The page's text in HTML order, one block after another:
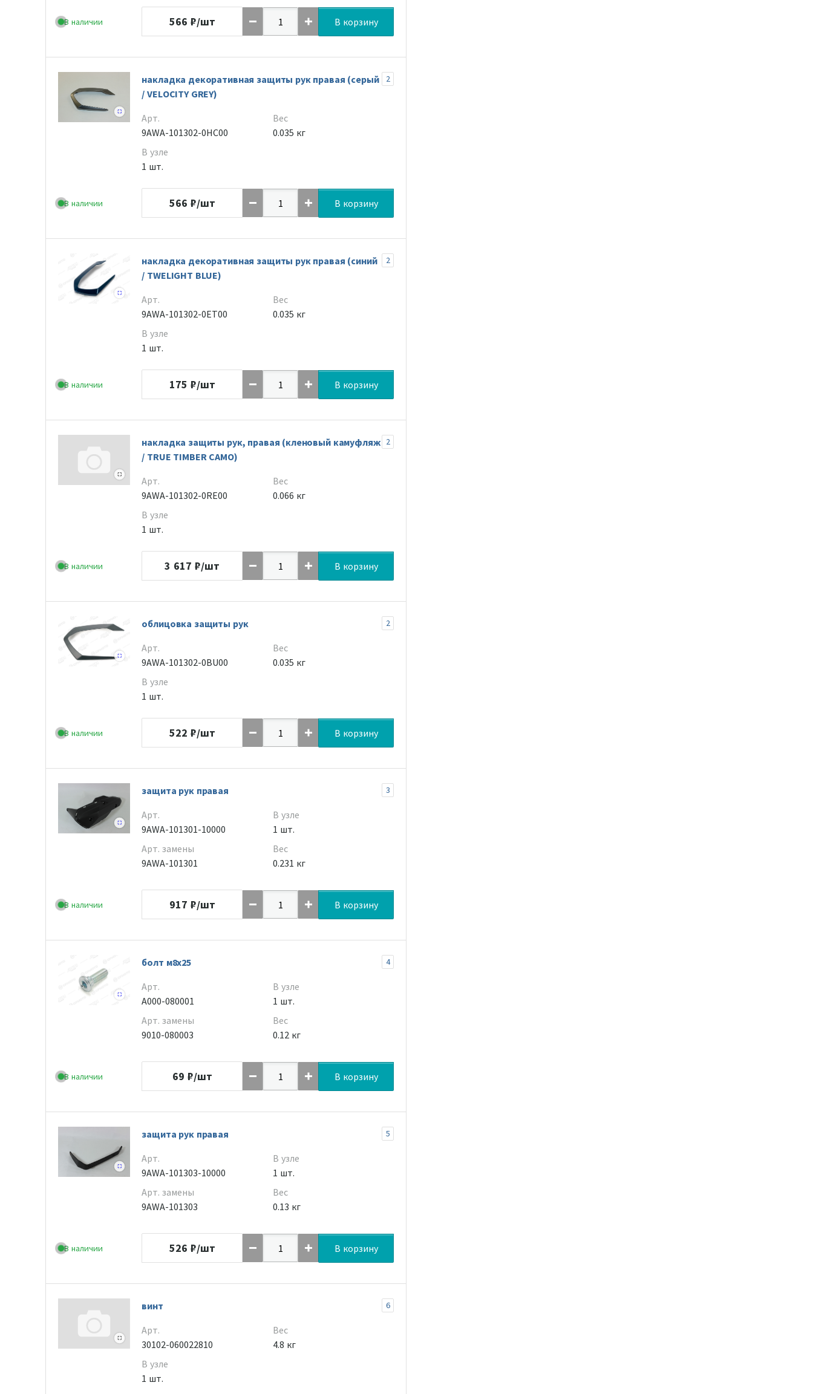
В наличии 566 ₽/шт В корзину
В наличии
накладка декоративная защиты рук правая (серый
/ VELOCITY GREY)
2
Арт.
9AWA-101302-0HC00
В узле
1 шт.
Вес
0.035 кг
566 ₽/шт В корзину
В наличии
накладка декоративная защиты рук правая (синий
/ TWELIGHT BLUE)
2
Арт.
9AWA-101302-0ET00
В узле
1 шт.
Вес
0.035 кг
175 ₽/шт В корзину
В наличии
накладка защиты рук, правая (кленовый камуфляж
/ TRUE TIMBER CAMO)
2
Арт.
9AWA-101302-0RE00
В узле
1 шт.
Вес
0.066 кг
3 617 ₽/шт В корзину
В наличии
облицовка защиты рук 2
Арт.
9AWA-101302-0BU00
В узле
1 шт.
Вес
0.035 кг
522 ₽/шт В корзину
В наличии
защита рук правая 3
Арт.
9AWA-101301-10000
Арт. замены
9AWA-101301
В узле
1 шт.
Вес
0.231 кг
917 ₽/шт В корзину
В наличии
болт м8х25 4
Арт.
A000-080001
Арт. замены
9010-080003
В узле
1 шт.
Вес
0.12 кг
69 ₽/шт В корзину
В наличии
защита рук правая 5
Арт.
9AWA-101303-10000
Арт. замены
9AWA-101303
В узле
1 шт.
Вес
0.13 кг
526 ₽/шт В корзину
винт 6
Арт.
30102-060022810
В узле
1 шт.
Вес
4.8 кг